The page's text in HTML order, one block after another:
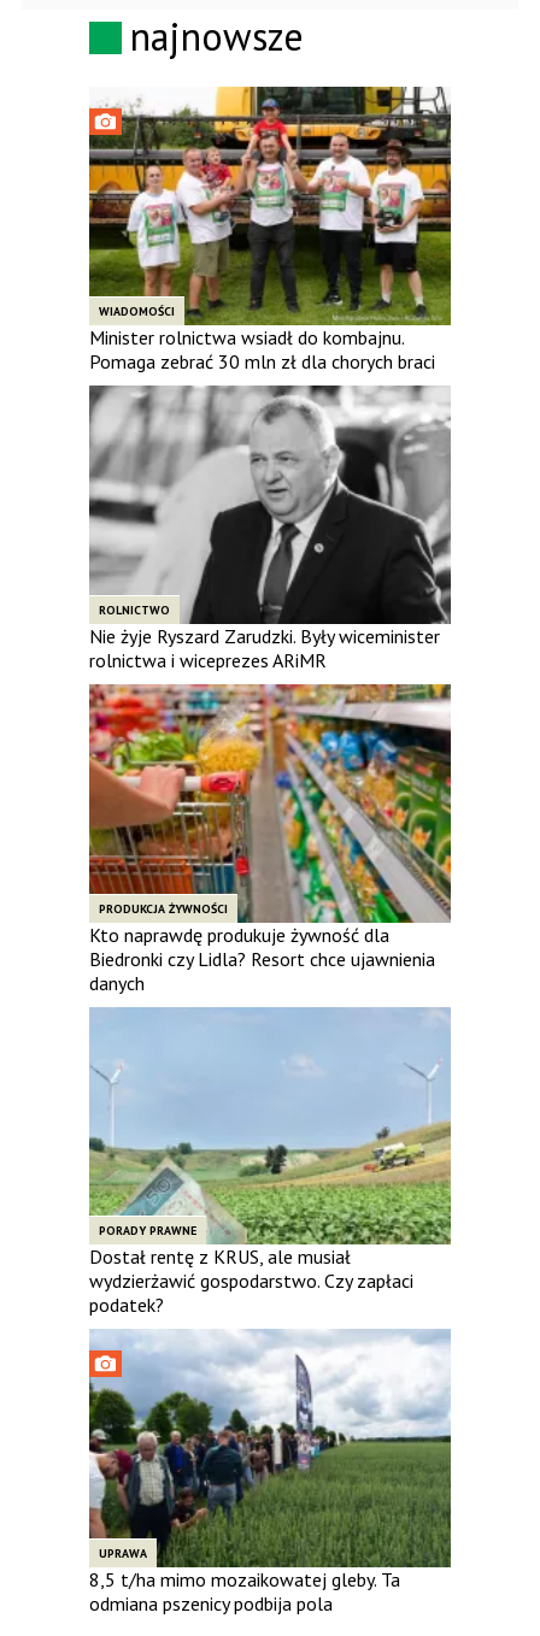
najnowsze
WIADOMOŚCI
Minister rolnictwa wsiadł do kombajnu.
Pomaga zebrać 30 mln zł dla chorych braci
ROLNICTWO
Nie żyje Ryszard Zarudzki. Były wiceminister
rolnictwa i wiceprezes ARiMR
PRODUKCJA ŻYWNOŚCI
Kto naprawdę produkuje żywność dla
Biedronki czy Lidla? Resort chce ujawnienia
danych
PORADY PRAWNE
Dostał rentę z KRUS, ale musiał
wydzierżawić gospodarstwo. Czy zapłaci
podatek?
UPRAWA
8,5 t/ha mimo mozaikowatej gleby. Ta
odmiana pszenicy podbija pola